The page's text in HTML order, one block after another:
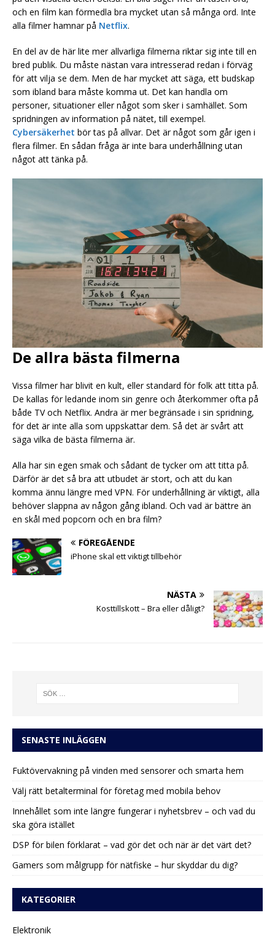
och en film kan förmedla bra mycket utan så många ord. Inte
alla filmer hamnar på Netflix.
En del av de här lite mer allvarliga filmerna riktar sig inte till en
bred publik. Du måste nästan vara intresserad redan i förväg
för att vilja se dem. Men de har mycket att säga, ett budskap
som ibland bara måste komma ut. Det kan handla om
personer, situationer eller något som sker i samhället. Som
spridningen av information på nätet, till exempel.
Cybersäkerhet bör tas på allvar. Det är något som går igen i
flera filmer. En sådan fråga är inte bara underhållning utan
något att tänka på.
De allra bästa filmerna
Vissa filmer har blivit en kult, eller standard för folk att titta på.
De kallas för ledande inom sin genre och återkommer ofta på
både TV och Netflix. Andra är mer begränsade i sin spridning,
för det är inte alla som uppskattar dem. Så det är svårt att
säga vilka de bästa filmerna är.
Alla har sin egen smak och sådant de tycker om att titta på.
Därför är det så bra att utbudet är stort, och att du kan
komma ännu längre med VPN. För underhållning är viktigt, alla
behöver slappna av någon gång ibland. Och vad är bättre än
en skål med popcorn och en bra film?
FÖREGÅENDE
iPhone skal ett viktigt tillbehör
NÄSTA
Kosttillskott – Bra eller dåligt?
SENASTE INLÄGGEN
Fuktövervakning på vinden med sensorer och smarta hem
Välj rätt betalterminal för företag med mobila behov
Innehållet som inte längre fungerar i nyhetsbrev – och vad du
ska göra istället
DSP för bilen förklarat – vad gör det och när är det värt det?
Gamers som målgrupp för nätfiske – hur skyddar du dig?
KATEGORIER
Elektronik